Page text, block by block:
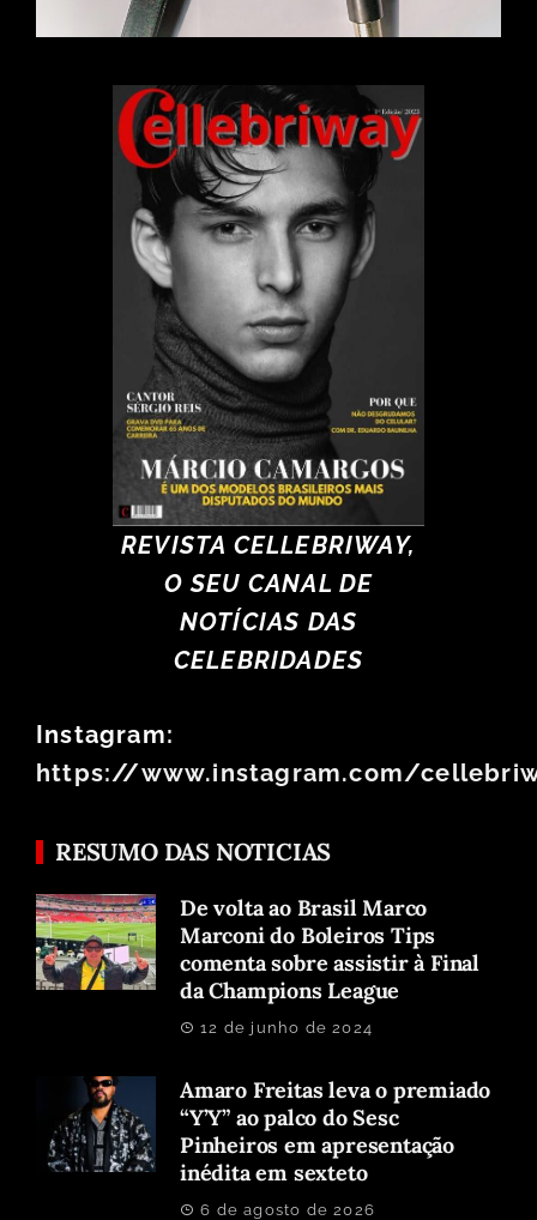
REVISTA CELLEBRIWAY,
O SEU CANAL DE
NOTÍCIAS DAS
CELEBRIDADES
Instagram:
https://www.instagram.com/
RESUMO DAS NOTICIAS
De volta ao Brasil Marco
Marconi do Boleiros Tips
comenta sobre assistir à Final
da Champions League
12 de junho de 2024
Amaro Freitas leva o premiado
“Y’Y” ao palco do Sesc
Pinheiros em apresentação
inédita em sexteto
6 de agosto de 2026